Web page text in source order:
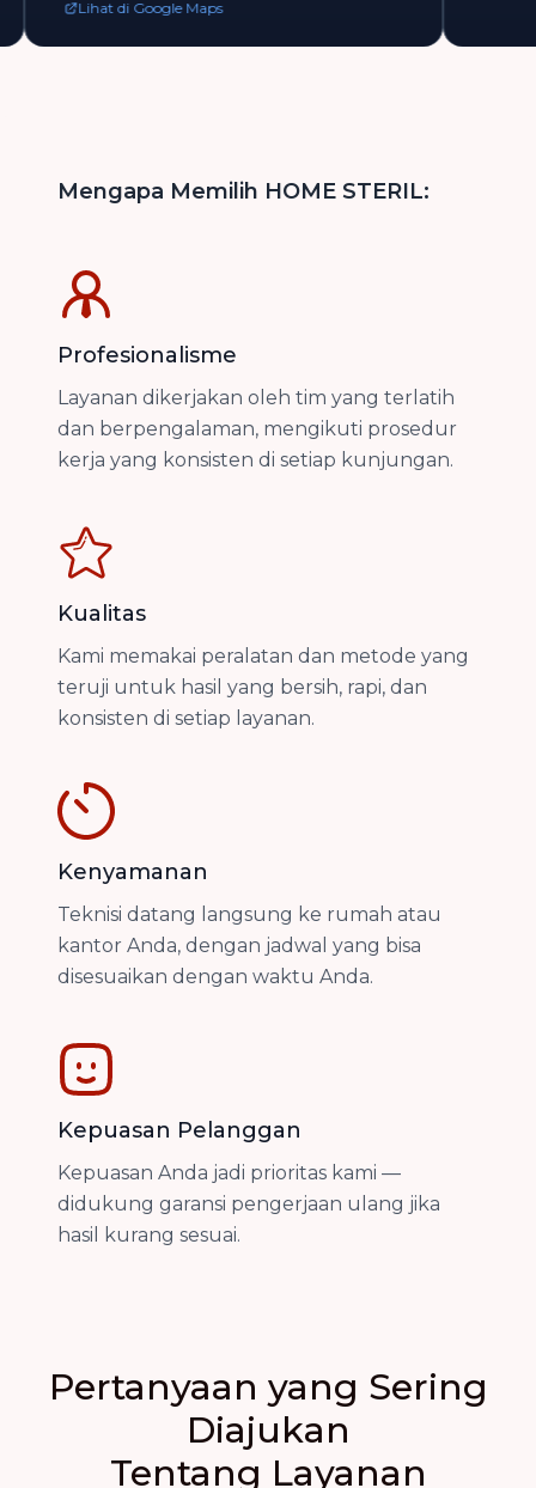
Lihat di Google Maps
Mengapa Memilih HOME STERIL:
Profesionalisme
Layanan dikerjakan oleh tim yang terlatih
dan berpengalaman, mengikuti prosedur
kerja yang konsisten di setiap kunjungan.
Kualitas
Kami memakai peralatan dan metode yang
teruji untuk hasil yang bersih, rapi, dan
konsisten di setiap layanan.
Kenyamanan
Teknisi datang langsung ke rumah atau
kantor Anda, dengan jadwal yang bisa
disesuaikan dengan waktu Anda.
Kepuasan Pelanggan
Kepuasan Anda jadi prioritas kami —
didukung garansi pengerjaan ulang jika
hasil kurang sesuai.
Pertanyaan yang Sering
Diajukan
Tentang Layanan